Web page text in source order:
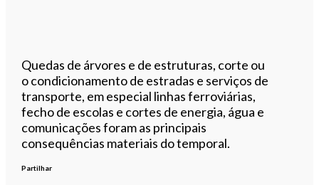
Quedas de árvores e de estruturas, corte ou
o condicionamento de estradas e serviços de
transporte, em especial linhas ferroviárias,
fecho de escolas e cortes de energia, água e
comunicações foram as principais
consequências materiais do temporal.
Partilhar